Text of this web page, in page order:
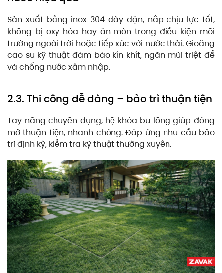
Sản xuất bằng inox 304 dày dặn, nắp chịu lực tốt,
không bị oxy hóa hay ăn mòn trong điều kiện môi
trường ngoài trời hoặc tiếp xúc với nước thải. Gioăng
cao su kỹ thuật đảm bảo kín khít, ngăn mùi triệt để
và chống nước xâm nhập.
2.3. Thi công dễ dàng – bảo trì thuận tiện
Tay nâng chuyên dụng, hệ khóa bu lông giúp đóng
mở thuận tiện, nhanh chóng. Đáp ứng nhu cầu bảo
trì định kỳ, kiểm tra kỹ thuật thường xuyên.